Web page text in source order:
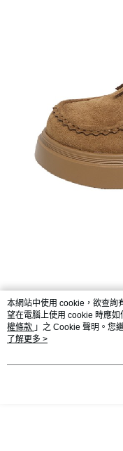
本網站中使用 cookie，欲查詢
望在電腦上使用 cookie 時應
權條款 」之 Cookie 聲明。您
用條款之 Cookie 聲明使用
了解更多 >